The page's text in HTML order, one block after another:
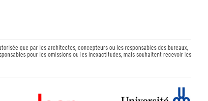
que par les architectes, concepteurs ou les responsables des bureaux,
pour les omissions ou les inexactitudes, mais souhaitent recevoir les